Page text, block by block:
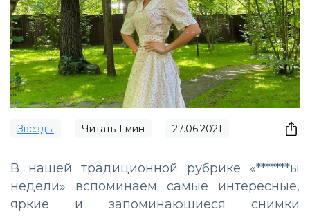
Звёзды Читать 1 мин 27.06.2021
В нашей традиционной рубрике «*******ы
недели» вспоминаем самые интересные,
яркие и запоминающиеся снимки